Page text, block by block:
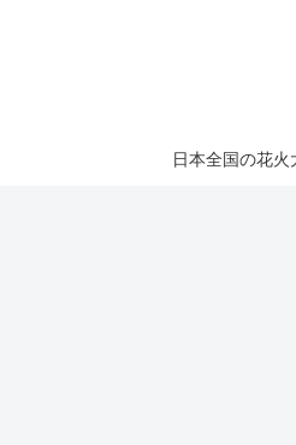
日本全国の花